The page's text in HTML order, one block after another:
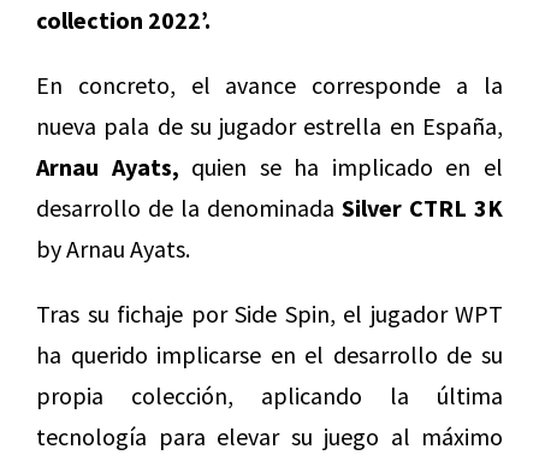
collection 2022’.
En concreto, el avance corresponde a la
nueva pala de su jugador estrella en España,
Arnau Ayats, quien se ha implicado en el
desarrollo de la denominada Silver CTRL 3K
by Arnau Ayats.
Tras su fichaje por Side Spin, el jugador WPT
ha querido implicarse en el desarrollo de su
propia colección, aplicando la última
tecnología para elevar su juego al máximo